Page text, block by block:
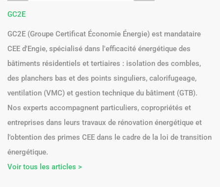
GC2E
GC2E (Groupe Certificat Économie Énergie) est mandataire
CEE d'Engie, spécialisé dans l'efficacité énergétique des
bâtiments résidentiels et tertiaires : isolation des combles,
des planchers bas et des points singuliers, calorifugeage,
ventilation (VMC) et gestion technique du bâtiment (GTB).
Nos experts accompagnent particuliers, copropriétés et
entreprises dans leurs travaux de rénovation énergétique et
l'obtention des primes CEE dans le cadre de la loi de transition
énergétique.
Voir tous les articles >